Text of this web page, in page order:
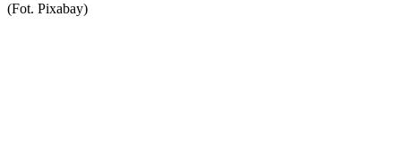
(Fot. Pixabay)